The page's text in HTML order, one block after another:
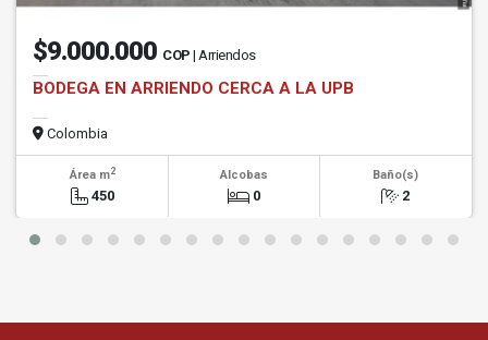
$9.000.000 COP | Arriendos
BODEGA EN ARRIENDO CERCA A LA UPB
Colombia
Área m2
450
Alcobas
0
Baño(s)
2